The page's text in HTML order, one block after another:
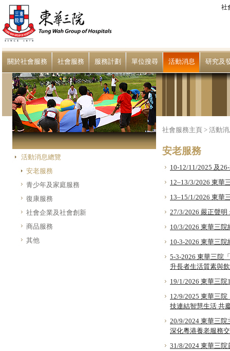
社
關於社會服務 社會服務 服務計劃 單位搜尋 活動消息 研究及
活動消息總覽
安老服務
青少年及家庭服務
復康服務
社會企業及社會創新
商品服務
其他
社會服務主頁 > 活動
安老服務
10-12/11/2025 及
12–13/3/2026 東華
13–15/1/2026 東華
27/3/2026 嚴正聲
10/3/2026 東華三
10-3-2026 東華三
5-3-2026 東華三院
升長者生活質素與
19/1/2026 東華三
12/9/2025 東華三
技連結智慧生活 共
20/9/2024 東華三院
深化粵港養老服務
31/8/2024 東華三